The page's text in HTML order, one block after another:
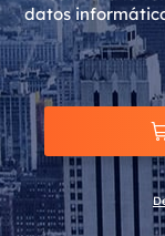
datos